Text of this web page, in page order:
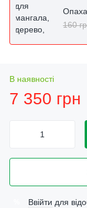
160
В наявності
7 350 грн
Ввійти для